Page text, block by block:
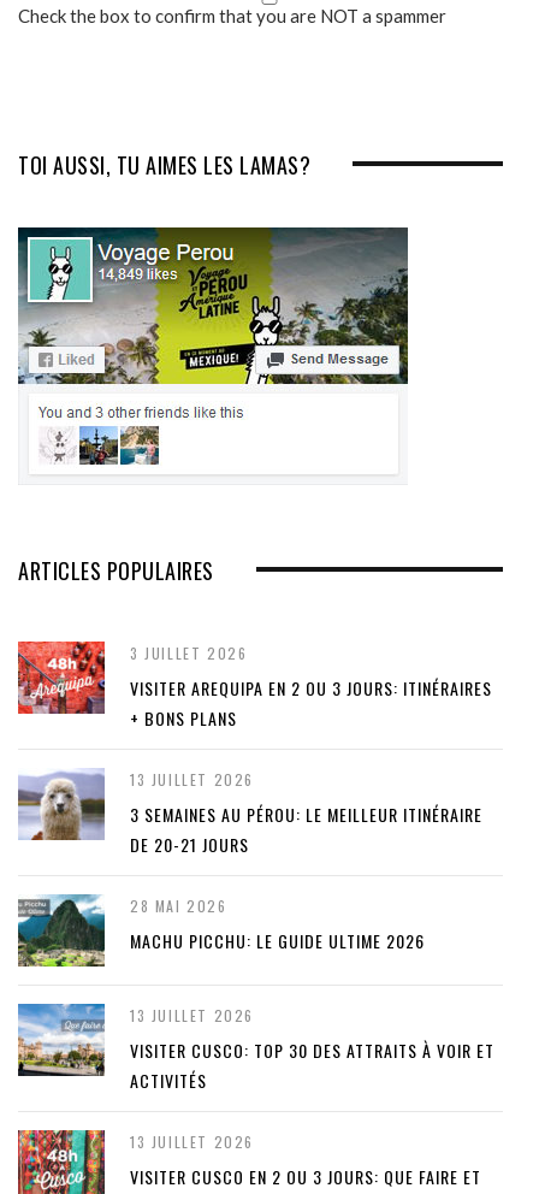
Check the box to confirm that you are NOT a spammer
TOI AUSSI, TU AIMES LES LAMAS?
ARTICLES POPULAIRES
3 JUILLET 2026
VISITER AREQUIPA EN 2 OU 3 JOURS: ITINÉRAIRES
+ BONS PLANS
13 JUILLET 2026
3 SEMAINES AU PÉROU: LE MEILLEUR ITINÉRAIRE
DE 20-21 JOURS
28 MAI 2026
MACHU PICCHU: LE GUIDE ULTIME 2026
13 JUILLET 2026
VISITER CUSCO: TOP 30 DES ATTRAITS À VOIR ET
ACTIVITÉS
13 JUILLET 2026
VISITER CUSCO EN 2 OU 3 JOURS: QUE FAIRE ET